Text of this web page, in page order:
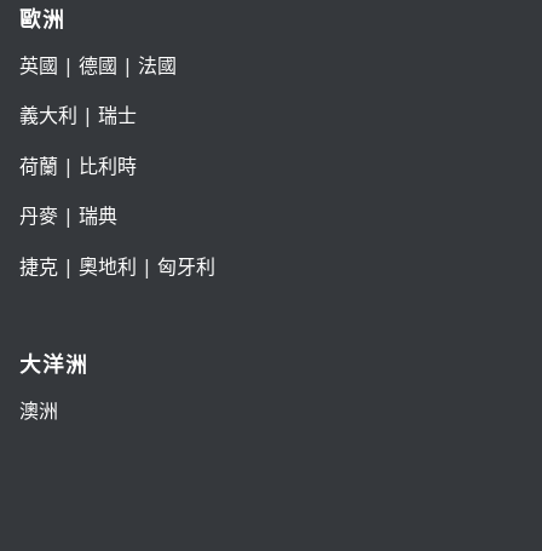
歐洲
英國 | 德國 | 法國
義大利 | 瑞士
荷蘭| 比利時
丹麥| 瑞典
捷克| 奧地利 | 匈牙利
大洋洲
澳洲